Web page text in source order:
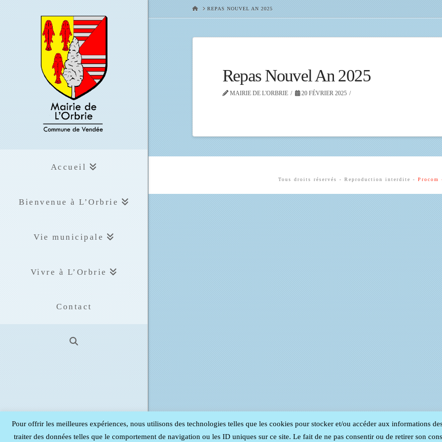
Accueil
Bienvenue à L’Orbrie
Vie municipale
Vivre à L’Orbrie
Contact
HOMEREPAS NOUVEL AN 2025
Repas Nouvel An 2025
MAIRIE DE L'ORBRIE 20 FÉVRIER 2025
Tous droits réservés - Reproduction interdite - Procom
Pour offrir les meilleures expériences, nous utilisons des technologies telles que les cookies pour stocker et/ou accéder aux informations
traiter des données telles que le comportement de navigation ou les ID uniques sur ce site. Le fait de ne pas consentir ou de retirer son